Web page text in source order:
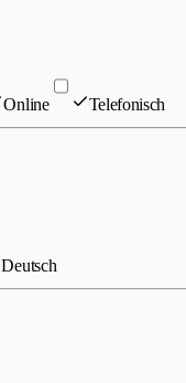
Online Telefonisch
Deutsch